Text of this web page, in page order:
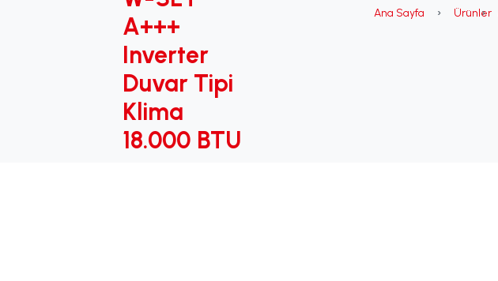
A+++
Inverter
Duvar Tipi
Klima
18.000 BTU
Ana Sayfa Ürünler